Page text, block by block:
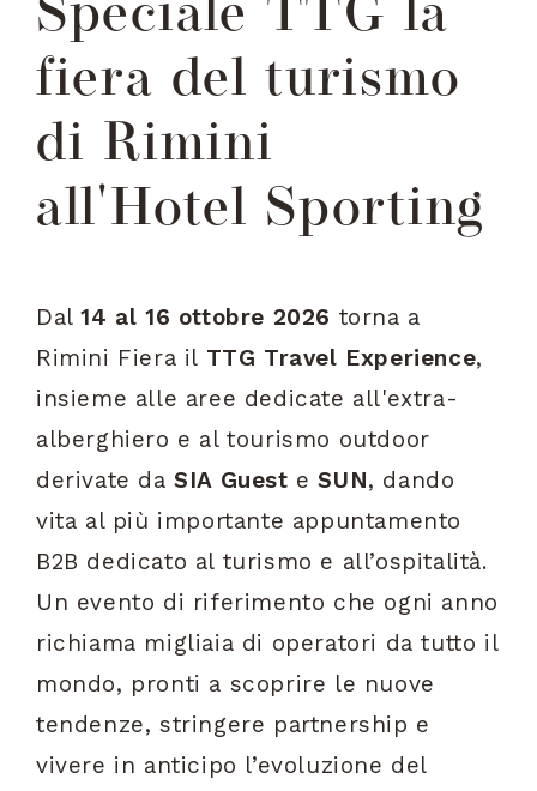
Speciale TTG la
fiera del turismo
di Rimini
all'Hotel Sporting
Dal14 al 16 ottobre 2026 torna a
Rimini Fiera il TTG Travel Experience,
insieme alle aree dedicate all'extra-
alberghiero e al tourismo outdoor
derivate daSIA Guest eSUN, dando
vita al più importante appuntamento
B2B dedicato al turismo e all’ospitalità.
Un evento di riferimento che ogni anno
richiama migliaia di operatori da tutto il
mondo, pronti a scoprire le nuove
tendenze, stringere partnership e
vivere in anticipo l’evoluzione del